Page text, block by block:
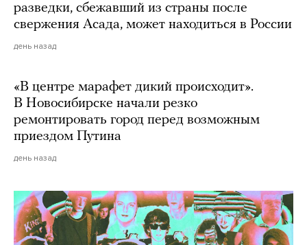
разведки, сбежавший из страны после
свержения Асада, может находиться в России
день назад
«В центре марафет дикий происходит».
В Новосибирске начали резко
ремонтировать город перед возможным
приездом Путина
день назад